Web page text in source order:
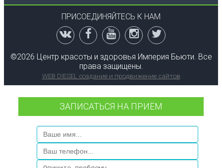
ПРИСОЕДИНЯЙТЕСЬ К НАМ
©2026 Центр красоты и здоровья Империя Бьюти. Все
права защищены.
WEB DIESEL создание и продвижение сайтов
ЗАПИСАТЬСЯ НА ПРИЁМ